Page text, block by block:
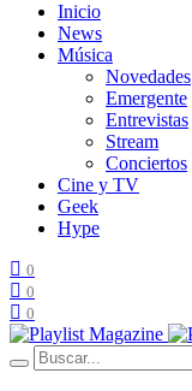
Inicio
News
Música
Novedades
Emergente
Entrevistas
Stream
Conciertos
Cine y TV
Geek
Hype
0
0
0